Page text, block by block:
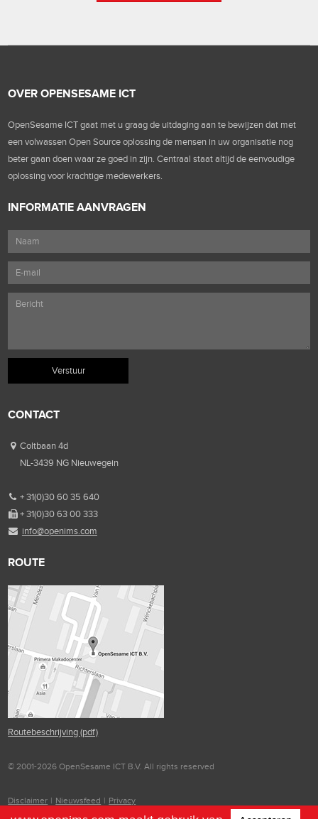
OVER OPENSESAME ICT
OpenSesame ICT gaat met u graag de uitdaging aan te bewijzen dat met
een volwassen Open Source oplossing de mensen in uw organisatie nog
beter gaan doen waar ze goed in zijn. Centraal staat altijd de eenvoudige
oplossing voor krachtige medewerkers.
INFORMATIE AANVRAGEN
CONTACT
Coltbaan 4d
NL-3439 NG Nieuwegein
+ 31(0)30 60 35 640
+ 31(0)30 63 00 333
info@openims.com
ROUTE
Routebeschrijving (pdf)
© 2001-2026 OpenSesame ICT B.V. All rights reserved
Disclaimer | Nieuwsfeed | Privacy